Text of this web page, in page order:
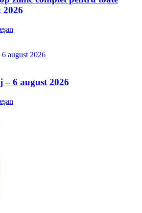
2026
6 august 2026